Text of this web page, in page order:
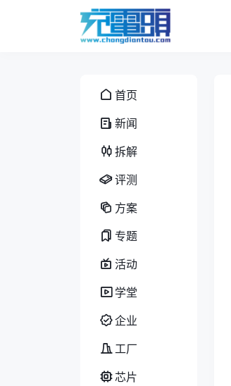
首页
新闻
拆解
评测
方案
专题
活动
学堂
企业
工厂
芯片